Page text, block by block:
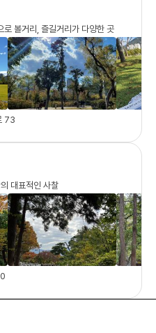
로 볼거리, 즐길거리가 다양한 곳
73
대표적인 사찰